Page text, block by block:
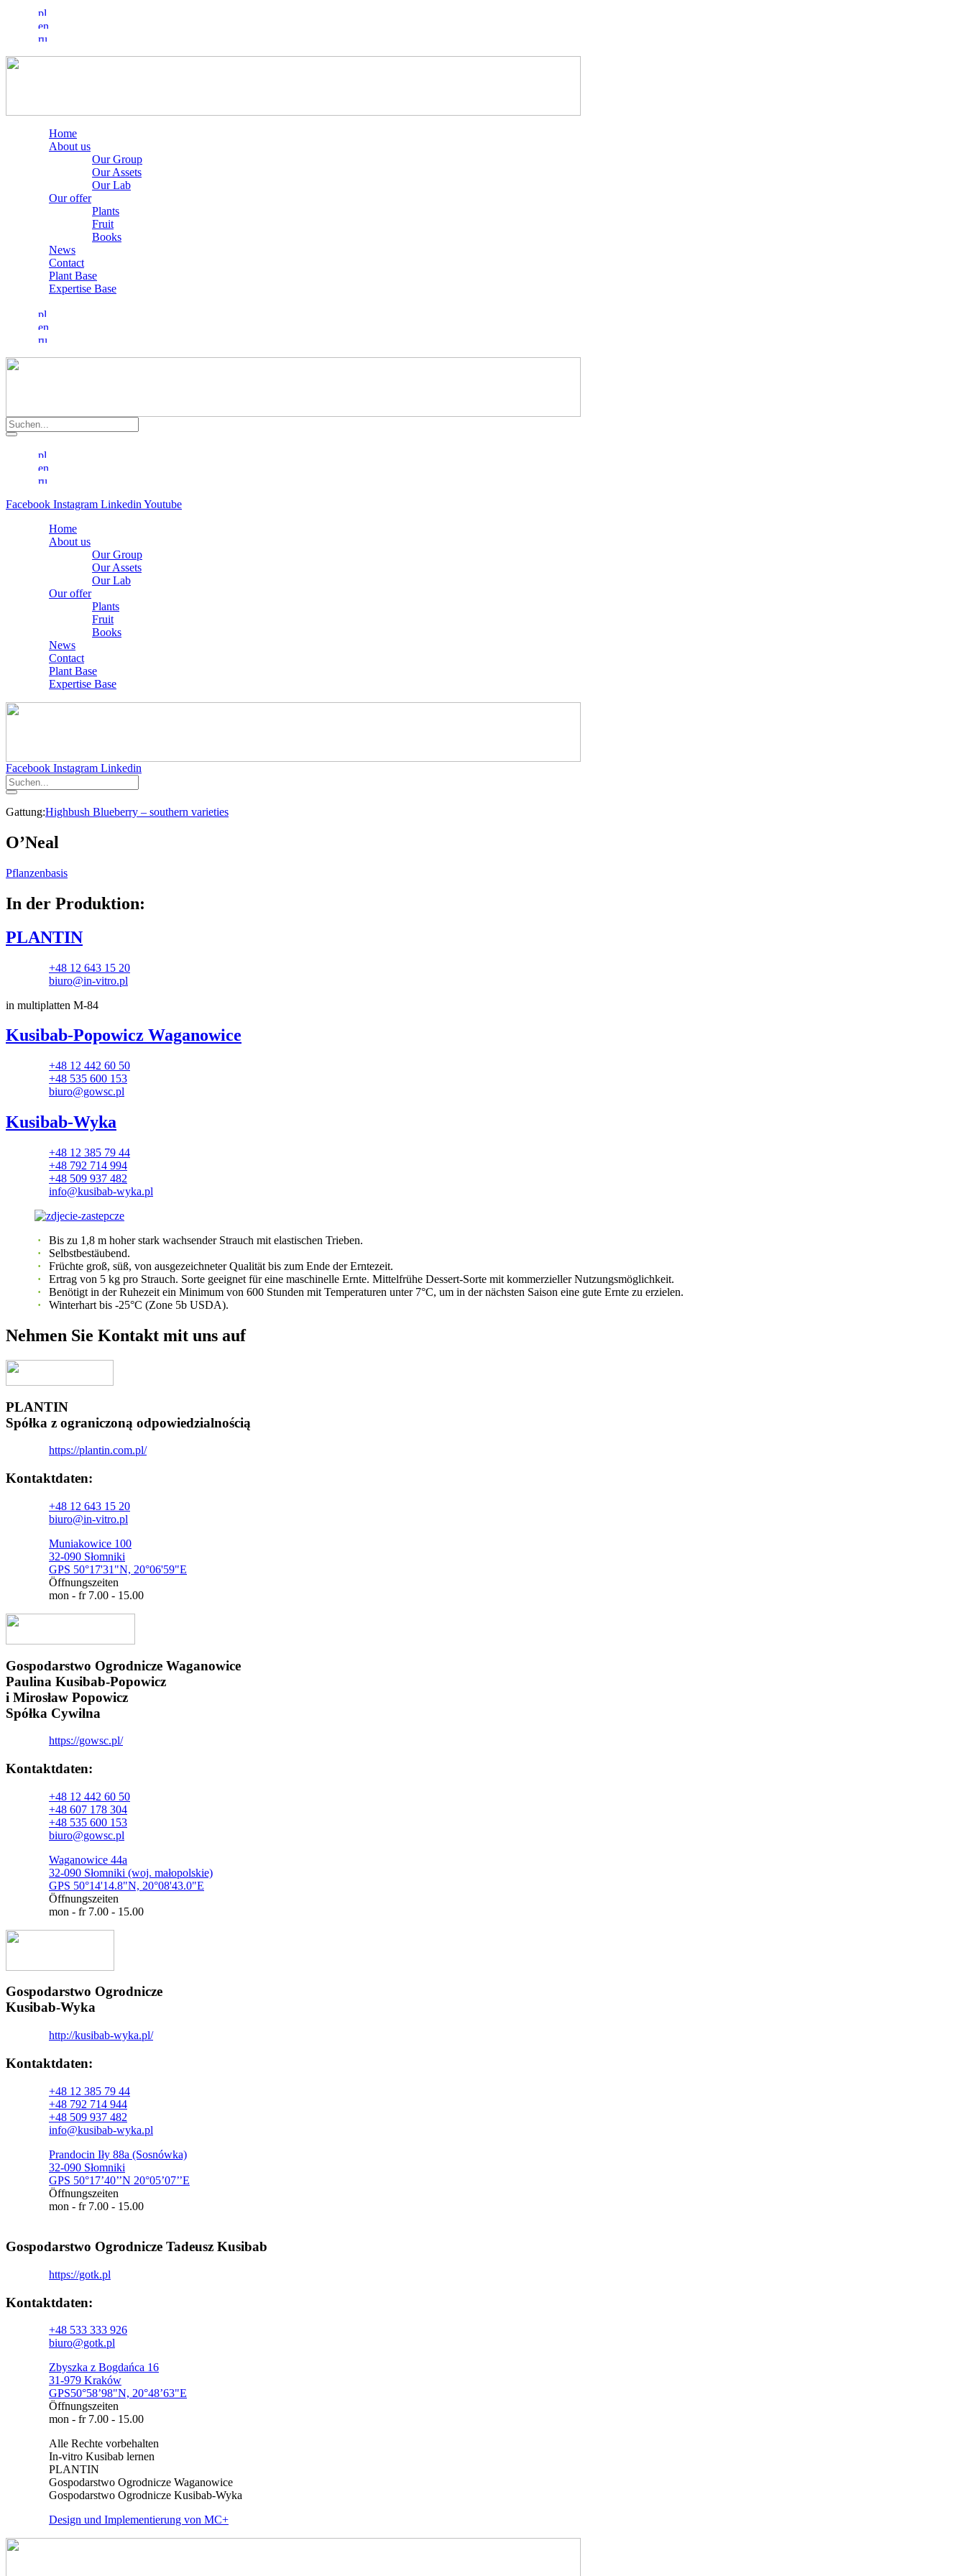
Home
About us
Our Group
Our Assets
Our Lab
Our offer
Plants
Fruit
Books
News
Contact
Plant Base
Expertise Base
Facebook Instagram Linkedin Youtube
Home
About us
Our Group
Our Assets
Our Lab
Our offer
Plants
Fruit
Books
News
Contact
Plant Base
Expertise Base
Facebook Instagram Linkedin
Gattung:Highbush Blueberry – southern varieties
O’Neal
Pflanzenbasis
In der Produktion:
PLANTIN
+48 12 643 15 20
biuro@in-vitro.pl
in multiplatten M-84
Kusibab-Popowicz Waganowice
+48 12 442 60 50
+48 535 600 153
biuro@gowsc.pl
Kusibab-Wyka
+48 12 385 79 44
+48 792 714 994
+48 509 937 482
info@kusibab-wyka.pl
Bis zu 1,8 m hoher stark wachsender Strauch mit elastischen Trieben.
Selbstbestäubend.
Früchte groß, süß, von ausgezeichneter Qualität bis zum Ende der Erntezeit.
Ertrag von 5 kg pro Strauch. Sorte geeignet für eine maschinelle Ernte. Mittelfrühe Dessert-Sorte mit kommerzieller Nutzungsmöglichkeit.
Benötigt in der Ruhezeit ein Minimum von 600 Stunden mit Temperaturen unter 7°C, um in der nächsten Saison eine gute Ernte zu erzielen.
Winterhart bis -25°C (Zone 5b USDA).
Nehmen Sie Kontakt mit uns auf
PLANTIN
Spółka z ograniczoną odpowiedzialnością
https://plantin.com.pl/
Kontaktdaten:​
+48 12 643 15 20
biuro@in-vitro.pl
Muniakowice 100
32-090 Słomniki
GPS 50°17'31"N, 20°06'59"E
Öffnungszeiten
mon - fr 7.00 - 15.00
Gospodarstwo Ogrodnicze Waganowice
Paulina Kusibab-Popowicz
i Mirosław Popowicz
Spółka Cywilna
https://gowsc.pl/
Kontaktdaten:​
+48 12 442 60 50
+48 607 178 304
+48 535 600 153
biuro@gowsc.pl
Waganowice 44a
32-090 Słomniki (woj. małopolskie)
GPS 50°14'14.8"N, 20°08'43.0"E
Öffnungszeiten
mon - fr 7.00 - 15.00
Gospodarstwo Ogrodnicze
Kusibab-Wyka
http://kusibab-wyka.pl/
Kontaktdaten:​
+48 12 385 79 44
+48 792 714 944
+48 509 937 482
info@kusibab-wyka.pl
Prandocin Iły 88a (Sosnówka)
32-090 Słomniki
GPS 50°17’40’’N 20°05’07’’E
Öffnungszeiten
mon - fr 7.00 - 15.00
Gospodarstwo Ogrodnicze Tadeusz Kusibab
https://gotk.pl
Kontaktdaten:​
+48 533 333 926
biuro@gotk.pl
Zbyszka z Bogdańca 16
31-979 Kraków
GPS50°58’98"N, 20°48’63"E
Öffnungszeiten
mon - fr 7.00 - 15.00
Alle Rechte vorbehalten
In-vitro Kusibab lernen
PLANTIN
Gospodarstwo Ogrodnicze Waganowice
Gospodarstwo Ogrodnicze Kusibab-Wyka
Design und Implementierung von MC+